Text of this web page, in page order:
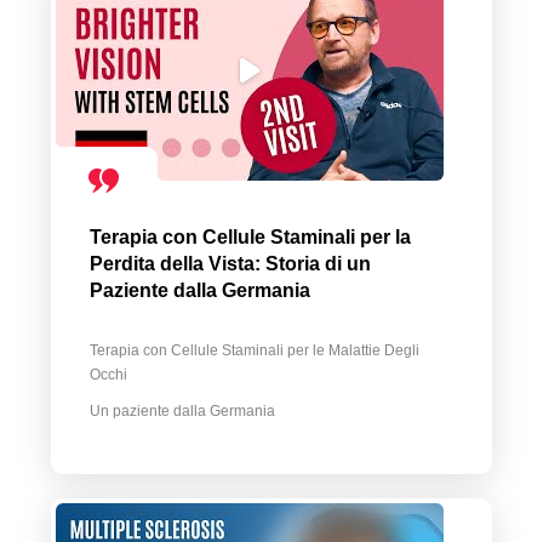
Terapia con Cellule Staminali per la
Perdita della Vista: Storia di un
Paziente dalla Germania
Terapia con Cellule Staminali per le Malattie Degli
Occhi
Un paziente dalla Germania